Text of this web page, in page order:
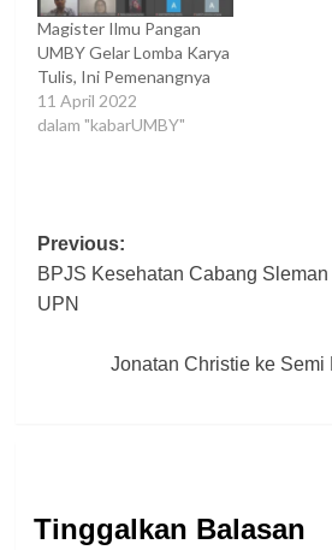
Magister Ilmu Pangan
UMBY Gelar Lomba Karya
Tulis, Ini Pemenangnya
11 April 2022
dalam "kabarUMBY"
Post
navigation
Previous:
BPJS Kesehatan Cabang
UPN
Jonatan Christie ke Semi
Tinggalkan Balasan